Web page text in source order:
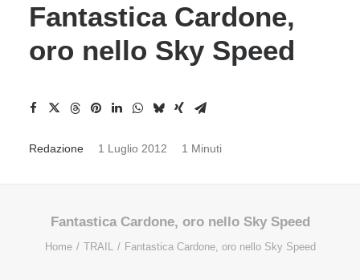
Fantastica Cardone,
oro nello Sky Speed
Redazione 1 Luglio 2012 1 Minuti
Fantastica Cardone, oro nello Sky Speed
Home TRAIL Fantastica Cardone, oro nello Sky Speed